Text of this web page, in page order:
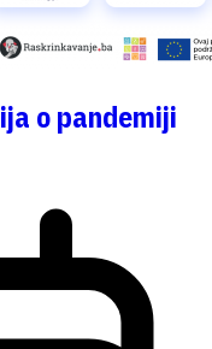
o pandemiji